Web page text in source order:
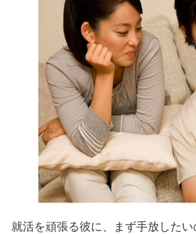
就活を頑張る彼に、まず手放した